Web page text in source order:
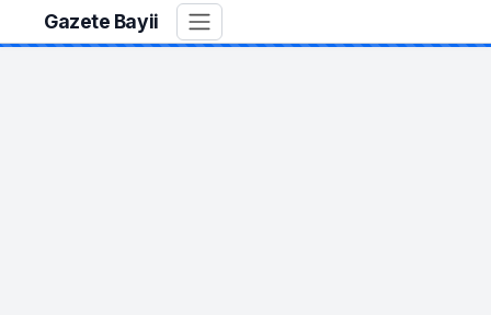
Gazete Bayii